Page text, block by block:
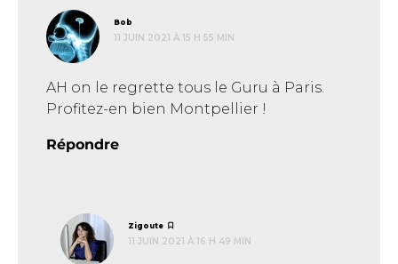
Bob
11 JUIN 2021 À 15 H 55 MIN
AH on le regrette tous le Guru à Paris.
Profitez-en bien Montpellier !
Répondre
Zigoute
11 JUIN 2021 À 16 H 49 MIN